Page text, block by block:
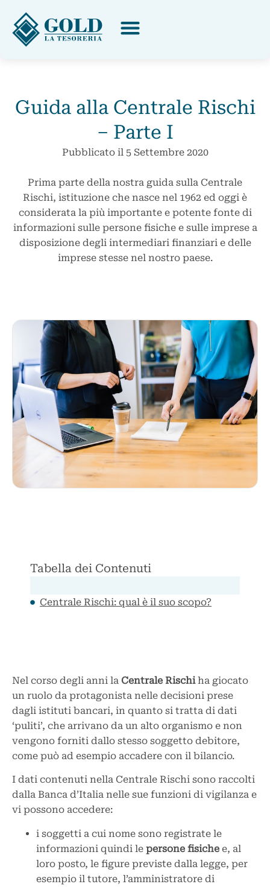
Guida alla Centrale Rischi
– Parte I
Pubblicato il 5 Settembre 2020
Prima parte della nostra guida sulla Centrale
Rischi, istituzione che nasce nel 1962 ed oggi è
considerata la più importante e potente fonte di
informazioni sulle persone fisiche e sulle imprese a
disposizione degli intermediari finanziari e delle
imprese stesse nel nostro paese.
Nel corso degli anni la Centrale Rischiha giocato
un ruolo da protagonista nelle decisioni prese
dagli istituti bancari, in quanto si tratta di dati
‘puliti’, che arrivano da un alto organismo e non
vengono forniti dallo stesso soggetto debitore,
come può ad esempio accadere con il bilancio.
I dati contenuti nella Centrale Rischi sono raccolti
dalla Banca d’Italia nelle sue funzioni di vigilanza e
vi possono accedere:
i soggetti a cui nome sono registrate le
informazioni quindi le persone fisiche e, al
loro posto, le figure previste dalla legge, per
esempio il tutore, l’amministratore di
Tabella dei Contenuti
Centrale Rischi: qual è il suo scopo?